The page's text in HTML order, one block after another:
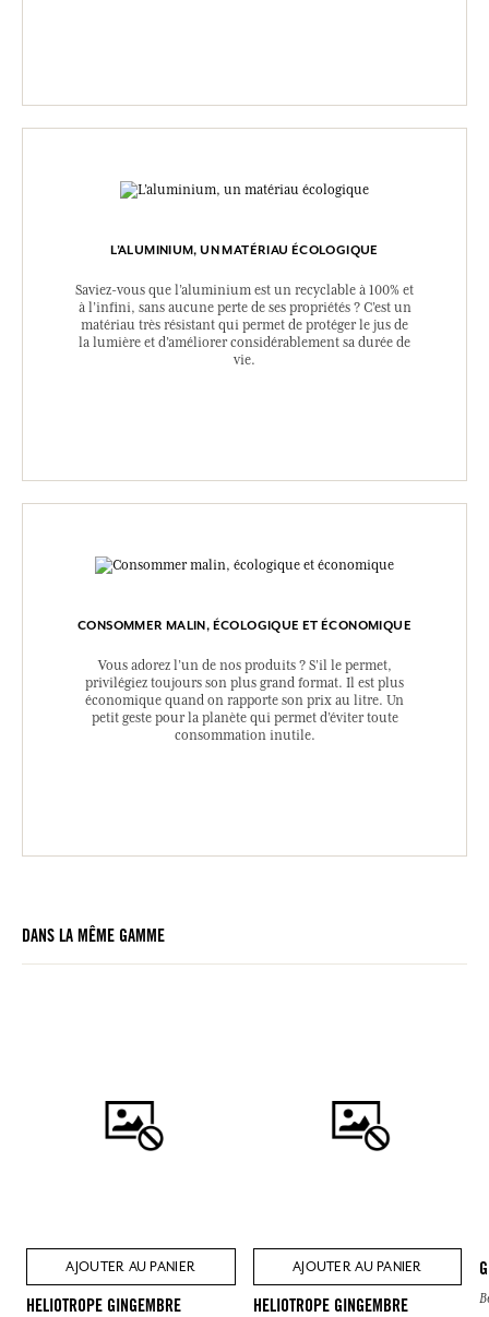
L’ALUMINIUM, UN MATÉRIAU ÉCOLOGIQUE
Saviez-vous que l’aluminium est un recyclable à 100% et
à l’infini, sans aucune perte de ses propriétés ? C’est un
matériau très résistant qui permet de protéger le jus de
la lumière et d’améliorer considérablement sa durée de
vie.
CONSOMMER MALIN, ÉCOLOGIQUE ET ÉCONOMIQUE
Vous adorez l’un de nos produits ? S’il le permet,
privilégiez toujours son plus grand format. Il est plus
économique quand on rapporte son prix au litre. Un
petit geste pour la planète qui permet d’éviter toute
consommation inutile.
DANS LA MÊME GAMME
AJOUTER AU PANIER
HELIOTROPE GINGEMBRE
AJOUTER AU PANIER
HELIOTROPE GINGEMBRE